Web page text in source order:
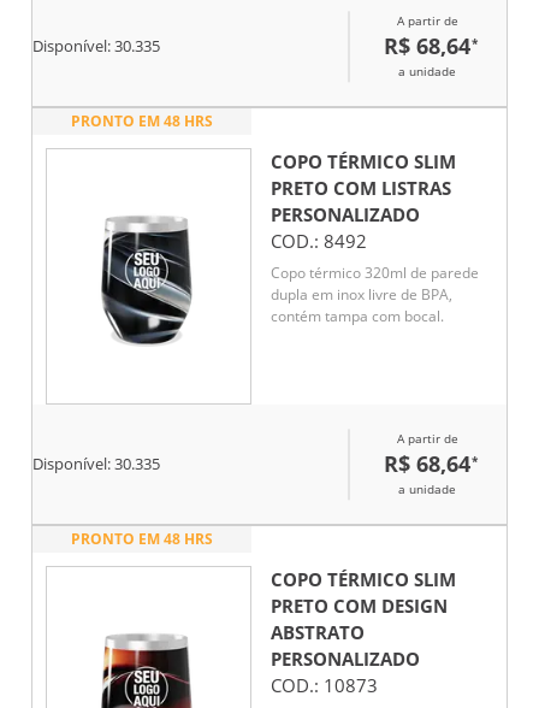
Disponível:30.335
A partir de
R$ 68,64*
a unidade
PRONTO EM 48 HRS
COPO TÉRMICO SLIM
PRETO COM LISTRAS
PERSONALIZADO
COD.: 8492
Copo térmico 320ml de parede
dupla em inox livre de BPA,
contém tampa com bocal.
Disponível:30.335
A partir de
R$ 68,64*
a unidade
PRONTO EM 48 HRS
COPO TÉRMICO SLIM
PRETO COM DESIGN
ABSTRATO
PERSONALIZADO
COD.: 10873